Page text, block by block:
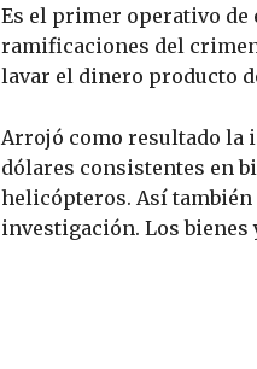
Es el primer operativo de
ramificaciones del
lavar el dinero producto
Arrojó como resultado la
dólares consistentes en
helicópteros. Así
investigación. Los bienes